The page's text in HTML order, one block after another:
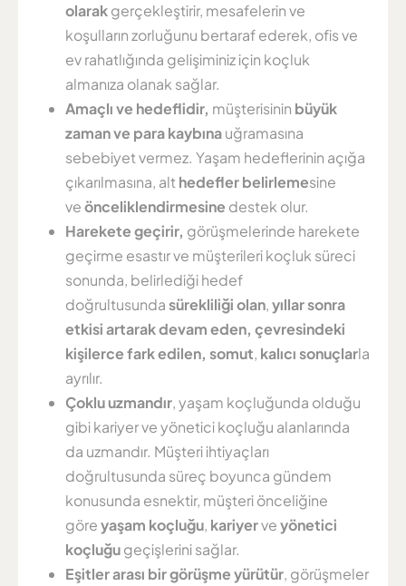
olarakgerçekleştirir, mesafelerin ve
koşulların zorluğunu bertaraf ederek, ofis ve
ev rahatlığında gelişiminiz için koçluk
almanıza olanak sağlar.
Amaçlı ve hedeflidir, müşterisinin büyük
zaman ve para kaybınauğramasına
sebebiyet vermez. Yaşam hedeflerinin açığa
çıkarılmasına, alt hedefler belirlemesine
veönceliklendirmesine destek olur.
Harekete geçirir, görüşmelerinde harekete
geçirme esastır ve müşterileri koçluk süreci
sonunda, belirlediği hedef
doğrultusunda sürekliliği olan,yıllar sonra
etkisi artarak devam eden, çevresindeki
kişilerce fark edilen, somut, kalıcı sonuçlarla
ayrılır.
Çoklu uzmandır, yaşam koçluğunda olduğu
gibi kariyer ve yönetici koçluğu alanlarında
da uzmandır. Müşteri ihtiyaçları
doğrultusunda süreç boyunca gündem
konusunda esnektir, müşteri önceliğine
göreyaşam koçluğu, kariyerveyönetici
koçluğugeçişlerini sağlar.
Eşitler arası bir görüşme yürütür, görüşmeler